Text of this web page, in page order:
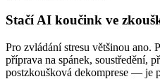
Stačí AI koučink ve
Pro zvládání stresu většinou ano.
příprava na spánek, soustředění,
postzkoušková dekomprese — je